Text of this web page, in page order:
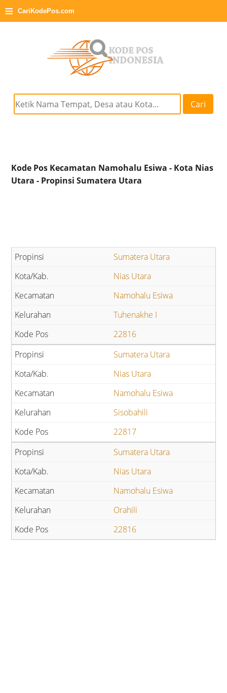
≡ CariKodePos.com
Cari
Kode Pos Kecamatan Namohalu Esiwa - Kota Nias
Utara - Propinsi Sumatera Utara
Sumatera Utara
Nias Utara
Namohalu Esiwa
Tuhenakhe I
22816
Sumatera Utara
Nias Utara
Namohalu Esiwa
Sisobahili
22817
Sumatera Utara
Nias Utara
Namohalu Esiwa
Orahili
22816